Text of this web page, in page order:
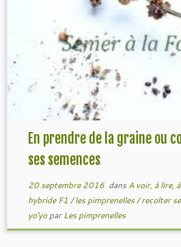
En prendre de la graine ou
ses semences
20 septembre 2016dans A voir, à lire,
hybride F1 /les pimprenelles/recolter
yo'yoparLes pimprenelles